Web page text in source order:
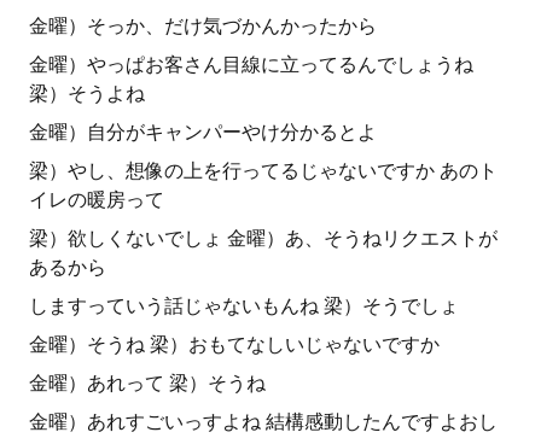
金曜）そっか、だけ気づかんかったから
金曜）やっぱお客さん目線に立ってるんでしょうね
梁）そうよね
金曜）自分がキャンパーやけ分かるとよ
梁）やし、想像の上を行ってるじゃないですか あのト
イレの暖房って
梁）欲しくないでしょ 金曜）あ、そうねリクエストが
あるから
しますっていう話じゃないもんね 梁）そうでしょ
金曜）そうね 梁）おもてなしいじゃないですか
金曜）あれって 梁）そうね
金曜）あれすごいっすよね 結構感動したんですよおし